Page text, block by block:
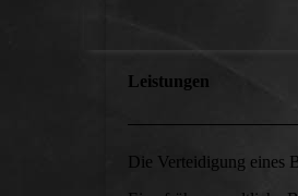
Leistungen
Die Verteidigung eines